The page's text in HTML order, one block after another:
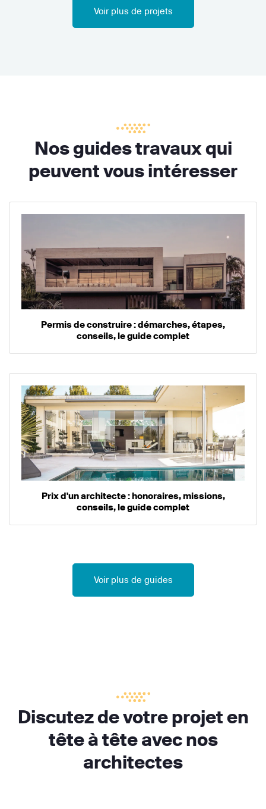
Voir plus de projets
Nos guides travaux qui
peuvent vous intéresser
Permis de construire : démarches, étapes,
conseils, le guide complet
Prix d'un architecte : honoraires, missions,
conseils, le guide complet
Voir plus de guides
Discutez de votre projet en
tête à tête avec nos
architectes